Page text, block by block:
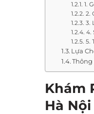
1.
2.
3.
4.
5.
Lựa
Khám
Hà